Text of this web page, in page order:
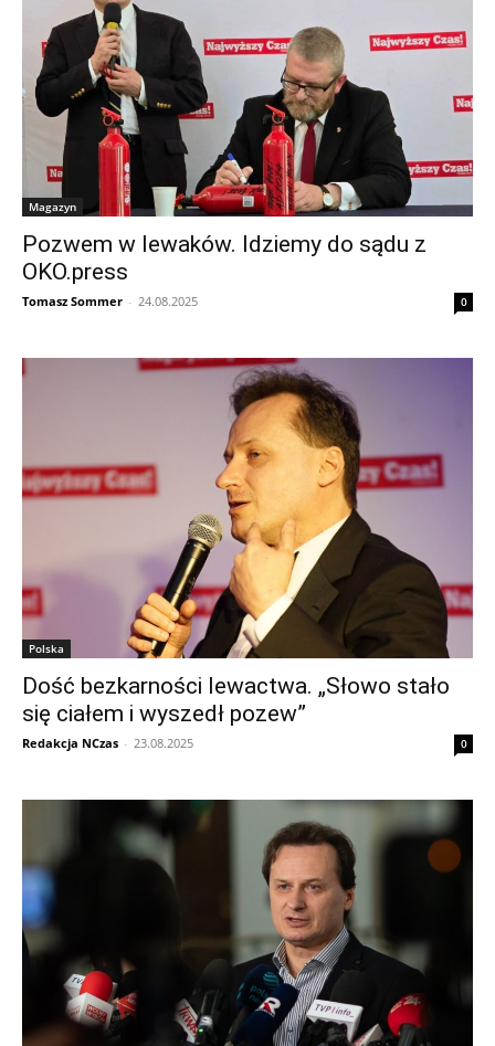
Magazyn
Pozwem w lewaków. Idziemy do sądu z
OKO.press
Tomasz Sommer - 24.08.2025 0
Polska
Dość bezkarności lewactwa. „Słowo stało
się ciałem i wyszedł pozew”
Redakcja NCzas - 23.08.2025 0